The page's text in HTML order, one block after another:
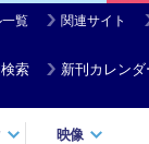
覧 関連サイト
索 新刊カレンダ
映像